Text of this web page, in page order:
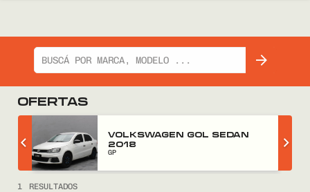
OFERTAS
VOLKSWAGEN GOL SEDAN
2018
GP
1
RESULTADOS